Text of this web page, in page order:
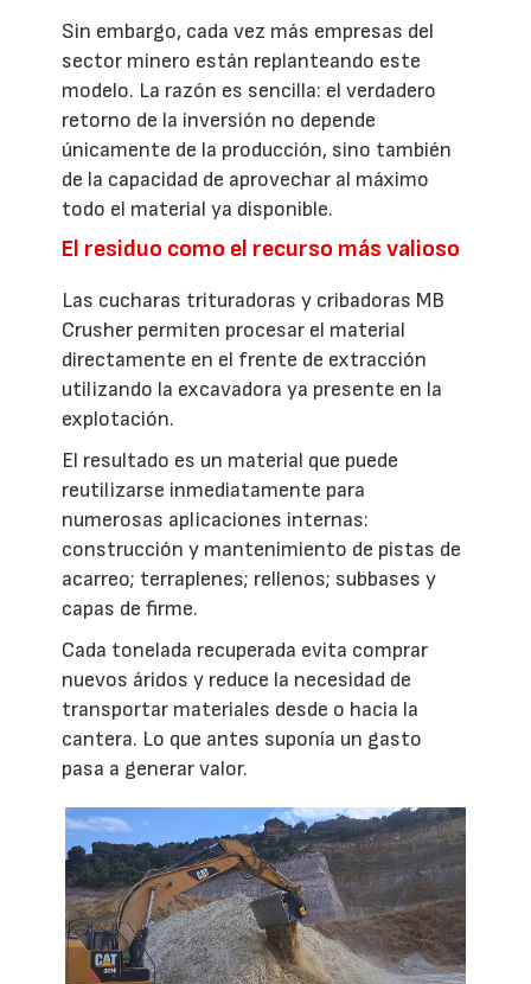
Sin embargo, cada vez más empresas del
sector minero están replanteando este
modelo. La razón es sencilla: el verdadero
retorno de la inversión no depende
únicamente de la producción, sino también
de la capacidad de aprovechar al máximo
todo el material ya disponible.
El residuo como el recurso más valioso
Las cucharas trituradoras y cribadoras MB
Crusher permiten procesar el material
directamente en el frente de extracción
utilizando la excavadora ya presente en la
explotación.
El resultado es un material que puede
reutilizarse inmediatamente para
numerosas aplicaciones internas:
construcción y mantenimiento de pistas de
acarreo; terraplenes; rellenos; subbases y
capas de firme.
Cada tonelada recuperada evita comprar
nuevos áridos y reduce la necesidad de
transportar materiales desde o hacia la
cantera. Lo que antes suponía un gasto
pasa a generar valor.